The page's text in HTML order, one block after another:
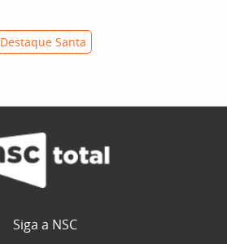
Destaque Santa
Siga a NSC